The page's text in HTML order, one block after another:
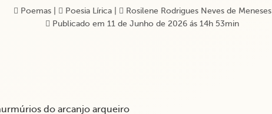
Poemas| Poesia Lírica
Rosilene Rodrigues Neves de Meneses
Publicado em 11 de Junho de 2026 ás 14h 53min
do arcanjo arqueiro